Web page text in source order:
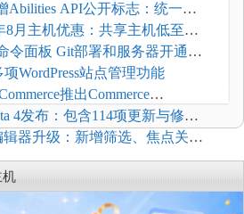
Abilities API公开标志：统一支
与AI代理
8月主机优惠：共享主机低至
主机同步折扣
令面板 Git部署和服务器开通更
WordPress站点管理功能
推出Commerce
商店可保留前台体验并扩展电
4发布：包含114项更新与修
环境体验
辑器升级：新增筛选、焦点关键
机